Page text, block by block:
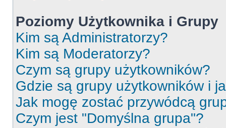
Poziomy Użytkownika i Grupy
Kim są Administratorzy?
Kim są Moderatorzy?
Czym są grupy użytkowników?
Gdzie są grupy użytkowników i
Jak mogę zostać przywódcą
Czym jest "Domyślna grupa"?